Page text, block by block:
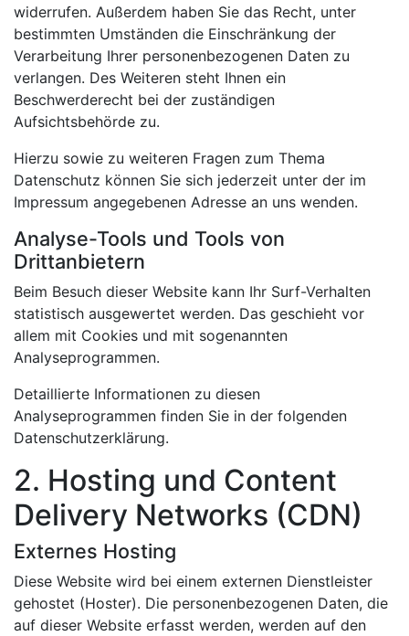
widerrufen. Außerdem haben Sie das Recht, unter
bestimmten Umständen die Einschränkung der
Verarbeitung Ihrer personenbezogenen Daten zu
verlangen. Des Weiteren steht Ihnen ein
Beschwerderecht bei der zuständigen
Aufsichtsbehörde zu.
Hierzu sowie zu weiteren Fragen zum Thema
Datenschutz können Sie sich jederzeit unter der im
Impressum angegebenen Adresse an uns wenden.
Analyse-Tools und Tools von
Drittanbietern
Beim Besuch dieser Website kann Ihr Surf-Verhalten
statistisch ausgewertet werden. Das geschieht vor
allem mit Cookies und mit sogenannten
Analyseprogrammen.
Detaillierte Informationen zu diesen
Analyseprogrammen finden Sie in der folgenden
Datenschutzerklärung.
2. Hosting und Content
Delivery Networks (CDN)
Externes Hosting
Diese Website wird bei einem externen Dienstleister
gehostet (Hoster). Die personenbezogenen Daten, die
auf dieser Website erfasst werden, werden auf den